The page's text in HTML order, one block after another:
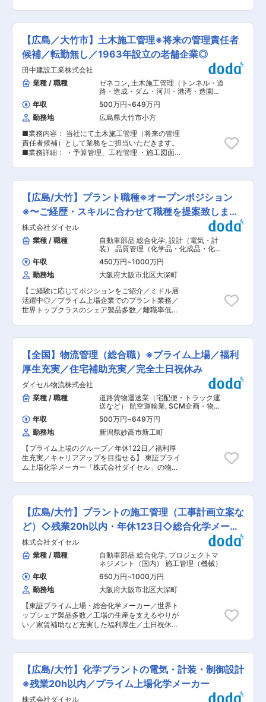
や顧客対応担当、専門技術者など多様なキャリア
アップが可能です。 ■企業の特徴/魅力 「技術の
など福利厚生も充実しています。安定した取引先
と研修体制で、長期的なキャリア形成が可能な企
業です。 変更の範囲：無
します。ほぼ内製はしておらず、上流工程および
日常の運用保守がメインになります。 ■業務詳
細：インフラシステム担当チーム ・
Microsoft365の設定、運用・保守 ・AIエージェ
ントの導入 ・サーバー、NW構築、運用・保守 ・
情報セキュリティ領域における導入、運用・保守
・情報機器端末のセットアップ、保守・運用 ・ド
メインやソフトウェアライセンスなどの資産管理
変更の範囲：会社の定める業務
【広島／大竹市】土木施工管理※将来の管理責任者
候補／転勤無し／1963年設立の老舗企業◎
田中建設工業株式会社
業種 / 職種
ゼネコン, 土木施工管理（トンネル・道
路・造成・ダム・河川・港湾・造園な
ど） 土木施工管理（上下水道）
年収 500万円~649万円
勤務地
広島県大竹市小方
■業務内容： 当社にて土木施工管理（将来の管理
責任者候補）として業務をご担当いただきます。
■業務詳細： ・予算管理、工程管理 ・施工図面
下水道、道路、橋梁、修繕工事など）を幅広くご
担当いただきます。 ・担当エリア：大竹市、岩国
市の案件がほとんどです。まれに広島市の案件が
発生することがございます。 ・移動手段：社用車
を利用いたします。状況に応じて直行直帰なども
可能です。 ・出張・夜勤等：県外への出張はほと
んどなく、あっても数年に1回程度です。また夜
間工事もほとんどなく、発生しても年に数回程度
です。 ・担当案件：工事規模によって異なります
が、1件〜数件程度をご担当いただく予定です。
工期は数時間の案件もあれば1年以上案件もござ
います。 ■組織構成： 土木施工管理は5名（男性
30代〜70代）が所属しております。 ■当社につ
いて： 土木工事や建設工事等の総合建設業として
大竹市を中心に事業を行っています。当社は「安
速信廉」を社是とし、社長を筆頭に若手、ベテラ
【広島/大竹】プラント職種※オープンポジション
※〜ご経歴・スキルに合わせて職種を提案致しま
す〜
株式会社ダイセル
業種 / 職種
自動車部品 総合化学, 設計（電気・計
装） 品質管理（化学品・化成品・化学
原料など）
年収 450万円~1000万円
勤務地
大阪府大阪市北区大深町
【ご経験に応じてポジションをご紹介／ミドル層
活躍中◎／プライム上場企業でのプラント業務／
世界トップクラスのシェア製品多数／離職率低／
任せ致します。 ■業務内容： 下記業務からいず
れかをお任せ致します。 ・化学プラントの
DCS/PLCの設計および計画メンテナンス ・化学
プラントに関わるプラント機械設備の設計、プラ
ント建設対応 ・有機合成品の製造プロセスの設計
や製造設備設計 ・品質保証機能として直接顧客と
交渉しながら、顧客からの品質に関わる要望事
項、品質監査要請を実現 ・半導体後工程やディス
プレイ用途向けに、脂環式エポキシを中心とした
配合サンプルの調整 ・製造現場の安全・安定操
業、品質向上、納期遵守、コスト競争力強化を目
的とした技術的改善の推進 ■働き方/福利厚生：
・年間休日123日、有休取得率65％とメリハリを
付けながら働くことができる環境です。 ・副業
可、福利厚生も充実しており、従業員の働き方を
第一に考えております。 ■住宅補助制度について
は、家賃の会社負担最大75,000円／月（※適用条
件あり）転居費用の初期費用補助も一部ございま
す。 ■特徴： ・同社はセルロース製品、有機合
成品、合成樹脂、火工品等様々な素材を供給して
いる総合化学メーカーです。ペットボトル、食品
トレー、医薬品、電子機器（スマートフォン）、
自動車部品など、身の回りのあらゆるものに同社
の製品が活用されています。また酢酸セルロー
ス、キラルカラム・キラル充填剤世界1位、自動
車エアバック用インフレータ世界2位とトップク
ラスのシェアを誇ります。 ・ダイセル式生産方
式：経済省が名づける画期的生産方式 数々の大
手企業も弊社の生産方式を活用しております。 複
クトリー」の仕組みを実現 膨大な業務のプラン
ト業務の中で、「基盤整備・標準化・システム
担を1/10、生産性を３倍に実現
【全国】物流管理（総合職）※プライム上場／福利
厚生充実／住宅補助充実／完全土日祝休み
ダイセル物流株式会社
業種 / 職種
道路貨物運送業（宅配便・トラック運
送など） 航空運輸業, SCM企画・物流
企画・需要予測 倉庫管理・在庫管理
年収 500万円~649万円
勤務地
新潟県妙高市新工町
【プライム上場のグループ／年休122日／福利厚
生充実／キャリアアップを目指せる】 東証プライ
ム上場化学メーカー「株式会社ダイセル」の物流
【変更の範囲：会社の定める業務】 （1）入荷、
保管、梱包、出荷、配送にいたるまでのプロセス
一連の管理・指示 （2）所内で働くスタッフ、ド
ライバーの人員管理 （3）荷主に対して、物流改
善・コスト削減のための提案・構築 （4）荷主
（主にダイセルグループ）、協力会社との交渉 ※
将来は、物流センターや営業所の部門長として部
門運営を行っていただきます。 ■充実の住宅補助
・借り上げ社宅に8割企業様負担で住むことが可
能です。 ・全国転勤が発生する中でも安心してい
ただける環境です。 ■環境 （1）研修体制…外部
コンサルが行う研修、ダイセル社員と共にダイセ
ルが企画する研修、自己啓発支援など、様々な教
育制度があります。 （2）職場環境…配属先によ
り異なりますが、多くの勤務先でダイセル社員と
共に働くことになります。一部ではフリーアドレ
ム制、オフィスカジュアルを導入しています。 ■
年収例 ・35歳 主任クラス 年収709万円 月収42.5
万円(配偶者扶養 子供2人) ・40歳 課長クラス 年
収873万円 月収53.5万円(配偶者扶養 子供2人) ・
【広島/大竹】プラントの施工管理（工事計画立案な
ど）◇残業20h以内・年休123日◇総合化学メーカ
ー
株式会社ダイセル
業種 / 職種
自動車部品 総合化学, プロジェクトマ
ネジメント（国内） 施工管理（機械）
年収
650万円~1000万円
勤務地
大阪府大阪市北区大深町
【東証プライム上場・総合化学メーカー／世界ト
ップシェア製品多数／工場の生産を支えるやりが
い／家賃補助など充実した福利厚生／土日祝休】
る、100年以上続く総合化学メーカーです。大竹
工場にて、化学プラントの機器、配管設備のエン
ジニアリング及び保守業務（静機：塔、槽、熱交
換器他 動機：ポンプ、圧縮機他 その他：配
管、架台等）をお任せします。 ＜具体的には…＞
【広島/大竹】化学プラントの電気・計装・制御設計
※残業20h以内／プライム上場化学メーカー
株式会社ダイセル